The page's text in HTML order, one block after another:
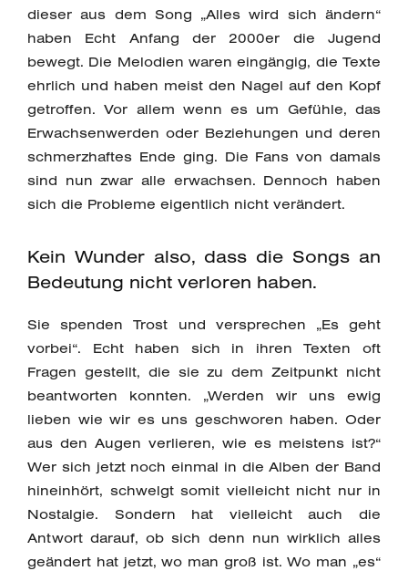
dieser aus dem Song „Alles wird sich ändern“
haben Echt Anfang der 2000er die Jugend
bewegt. Die Melodien waren eingängig, die Texte
ehrlich und haben meist den Nagel auf den Kopf
getroffen. Vor allem wenn es um Gefühle, das
Erwachsenwerden oder Beziehungen und deren
schmerzhaftes Ende ging. Die Fans von damals
sind nun zwar alle erwachsen. Dennoch haben
sich die Probleme eigentlich nicht verändert.
Kein Wunder also, dass die Songs an
Bedeutung nicht verloren haben.
Sie spenden Trost und versprechen „Es geht
vorbei“. Echt haben sich in ihren Texten oft
Fragen gestellt, die sie zu dem Zeitpunkt nicht
beantworten konnten. „Werden wir uns ewig
lieben wie wir es uns geschworen haben. Oder
aus den Augen verlieren, wie es meistens ist?“
Wer sich jetzt noch einmal in die Alben der Band
hineinhört, schwelgt somit vielleicht nicht nur in
Nostalgie. Sondern hat vielleicht auch die
Antwort darauf, ob sich denn nun wirklich alles
geändert hat jetzt, wo man groß ist. Wo man „es“